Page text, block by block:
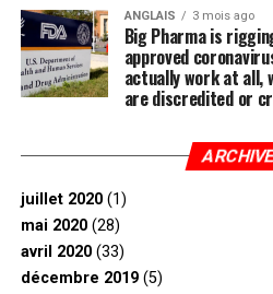
ANGLAIS 3 mois ago
Big Pharma is
approved
actually work at all,
are discredited or
juillet 2020(1)
mai 2020(28)
avril 2020(33)
décembre 2019(5)